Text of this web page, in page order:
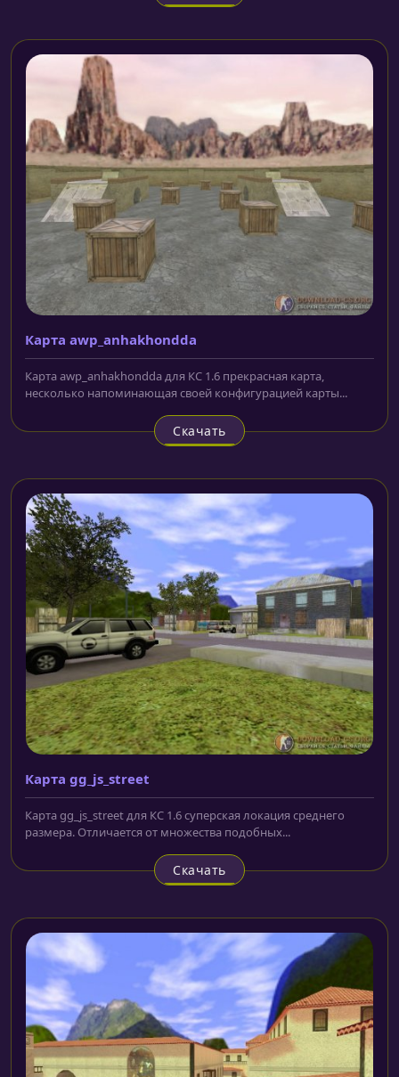
Карта awp_anhakhondda
Карта awp_anhakhondda для КС 1.6 прекрасная карта,
несколько напоминающая своей конфигурацией карты...
Скачать
Карта gg_js_street
Карта gg_js_street для КС 1.6 суперская локация среднего
размера. Отличается от множества подобных...
Скачать